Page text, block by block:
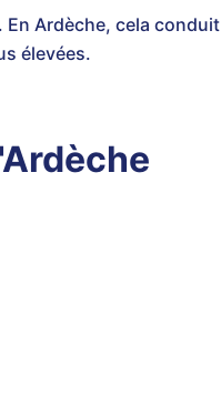
Ardèche, cela conduit
élevées.